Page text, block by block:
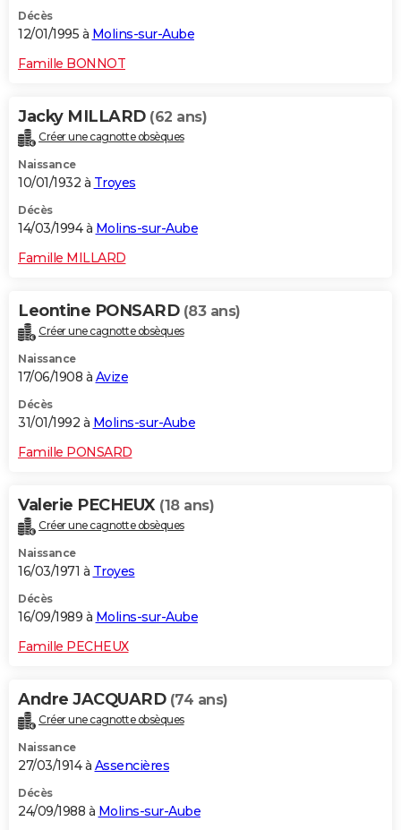
Décès
12/01/1995 à Molins-sur-Aube
Famille BONNOT
Jacky MILLARD (62 ans)
Créer une cagnotte obsèques
Naissance
10/01/1932 à Troyes
Décès
14/03/1994 à Molins-sur-Aube
Famille MILLARD
Leontine PONSARD (83 ans)
Créer une cagnotte obsèques
Naissance
17/06/1908 à Avize
Décès
31/01/1992 à Molins-sur-Aube
Famille PONSARD
Valerie PECHEUX (18 ans)
Créer une cagnotte obsèques
Naissance
16/03/1971 à Troyes
Décès
16/09/1989 à Molins-sur-Aube
Famille PECHEUX
Andre JACQUARD (74 ans)
Créer une cagnotte obsèques
Naissance
27/03/1914 à Assencières
Décès
24/09/1988 à Molins-sur-Aube